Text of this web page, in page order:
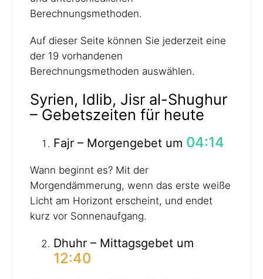
Berechnungsmethoden.
Auf dieser Seite können Sie jederzeit eine
der 19 vorhandenen
Berechnungsmethoden auswählen.
Syrien, Idlib, Jisr al-Shughur
– Gebetszeiten für heute
Fajr – Morgengebet um 04:14
Wann beginnt es? Mit der
Morgendämmerung, wenn das erste weiße
Licht am Horizont erscheint, und endet
kurz vor Sonnenaufgang.
Dhuhr – Mittagsgebet um
12:40